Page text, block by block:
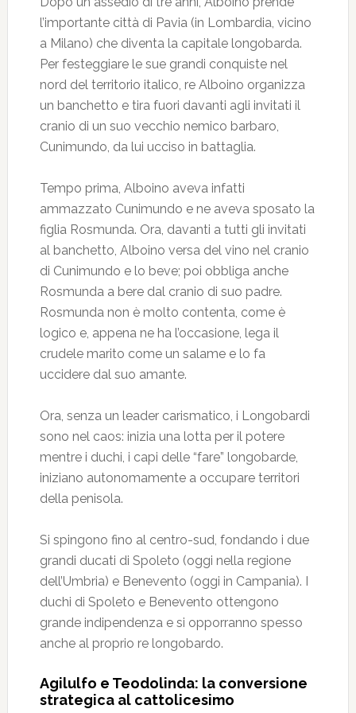
l’importante città di Pavia (in Lombardia, vicino
a Milano) che diventa la capitale longobarda.
Per festeggiare le sue grandi conquiste nel
nord del territorio italico, re Alboino organizza
un banchetto e tira fuori davanti agli invitati il
cranio di un suo vecchio nemico barbaro,
Cunimundo, da lui ucciso in battaglia.
Tempo prima, Alboino aveva infatti
ammazzato Cunimundo e ne aveva sposato la
figlia Rosmunda. Ora, davanti a tutti gli invitati
al banchetto, Alboino versa del vino nel cranio
di Cunimundo e lo beve; poi obbliga anche
Rosmunda a bere dal cranio di suo padre.
Rosmunda non è molto contenta, come è
logico e, appena ne ha l’occasione, lega il
crudele marito come un salame e lo fa
uccidere dal suo amante.
Ora, senza un leader carismatico, i Longobardi
sono nel caos: inizia una lotta per il potere
mentre i duchi, i capi delle “fare” longobarde,
iniziano autonomamente a occupare territori
della penisola.
Si spingono fino al centro-sud, fondando i due
grandi ducati di Spoleto (oggi nella regione
dell’Umbria) e Benevento (oggi in Campania). I
duchi di Spoleto e Benevento ottengono
grande indipendenza e si opporranno spesso
anche al proprio re longobardo.
Agilulfo e Teodolinda: la conversione
strategica al cattolicesimo